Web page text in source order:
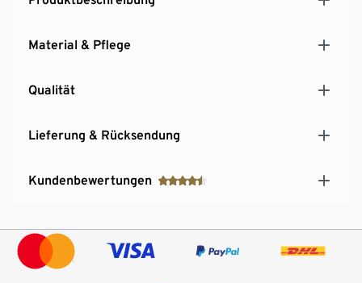
Material & Pflege
Qualität
Lieferung & Rücksendung
Kundenbewertungen